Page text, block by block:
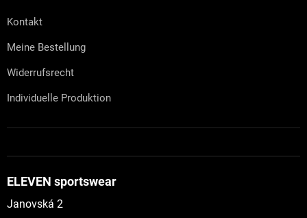
Kontakt
Meine Bestellung
Widerrufsrecht
Individuelle Produktion
ELEVEN sportswear
Janovská 2